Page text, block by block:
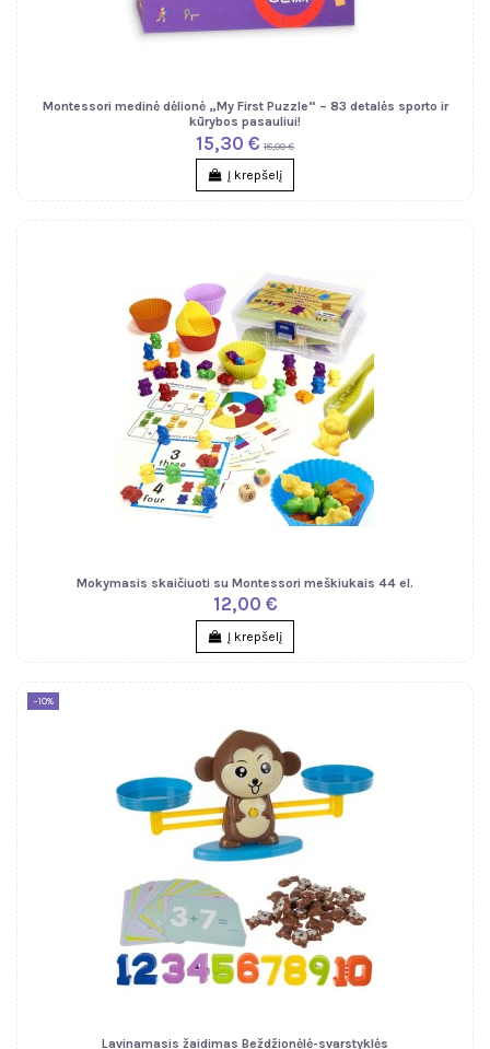
Montessori medinė dėlionė „My First Puzzle“ – 83 detalės sporto ir
kūrybos pasauliui!
15,30 € 18,00 €
Į krepšelį
Mokymasis skaičiuoti su Montessori meškiukais 44 el.
12,00 €
Į krepšelį
−10%
Lavinamasis žaidimas Beždžionėlė-svarstyklės